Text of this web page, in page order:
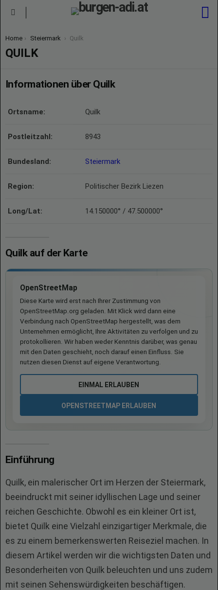
You are here:
Home Steiermark Quilk
QUILK
Informationen über Quilk
Ortsname: Quilk
Postleitzahl: 8943
Bundesland: Steiermark
Region: Politischer Bezirk Liezen
Long/Lat: 14.150000° / 47.500000°
Quilk auf der Karte
OpenStreetMap
Diese Karte wird erst nach Ihrer Zustimmung von
OpenStreetMap.org geladen. Mit Klick wird dann eine
Verbindung nach OpenStreetMap hergestellt, was dem
Unternehmen ermöglicht, Ihre Aktivitäten zu verfolgen und zu
protokollieren. Wir haben weder Kenntnis darüber, was genau
mit den Daten geschieht, noch darauf einen Einfluss. Sie
nutzen diesen Dienst auf eigene Verantwortung.
EINMAL ERLAUBEN
OPENSTREETMAP ERLAUBEN
Einführung
Quilk, ein malerischer Ort im Herzen der Steiermark,
beeindruckt mit seiner idyllischen Lage und seiner
reichen Geschichte. Obwohl es ein kleiner Ort ist,
bietet Quilk eine Vielzahl einzigartiger Merkmale, die
es zu einem bemerkenswerten Reiseziel machen. In
diesem Artikel werden wir die wichtigsten Daten und
Besonderheiten von Quilk beleuchten und uns zudem
mit seinen Sehenswürdigkeiten beschäftigen.